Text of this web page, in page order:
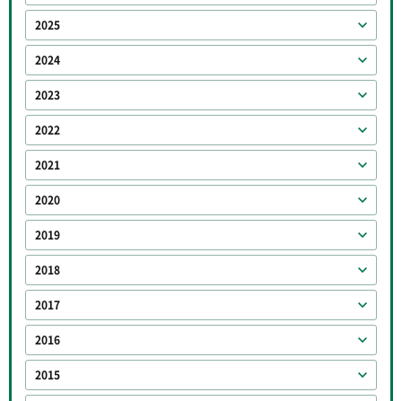
2025
2024
2023
2022
2021
2020
2019
2018
2017
2016
2015